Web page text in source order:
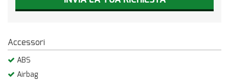
Accessori
ABS
Airbag